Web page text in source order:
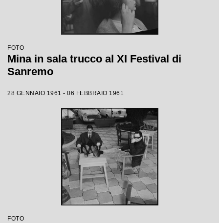
FOTO
Mina in sala trucco al XI Festival di
Sanremo
28 GENNAIO 1961 - 06 FEBBRAIO 1961
FOTO